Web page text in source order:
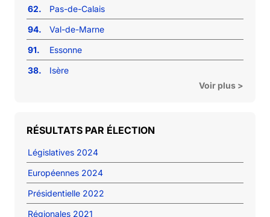
62.
Pas-de-Calais
94.
Val-de-Marne
91.
Essonne
38.
Isère
Voir plus >
RÉSULTATS PAR ÉLECTION
Législatives 2024
Européennes 2024
Présidentielle 2022
Régionales 2021